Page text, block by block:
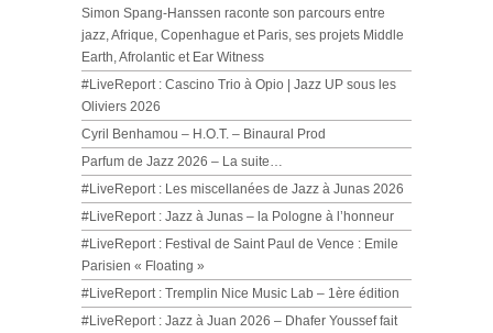
Simon Spang-Hanssen raconte son parcours entre
jazz, Afrique, Copenhague et Paris, ses projets Middle
Earth, Afrolantic et Ear Witness
#LiveReport : Cascino Trio à Opio | Jazz UP sous les
Oliviers 2026
Cyril Benhamou – H.O.T. – Binaural Prod
Parfum de Jazz 2026 – La suite…
#LiveReport : Les miscellanées de Jazz à Junas 2026
#LiveReport : Jazz à Junas – la Pologne à l’honneur
#LiveReport : Festival de Saint Paul de Vence : Emile
Parisien « Floating »
#LiveReport : Tremplin Nice Music Lab – 1ère édition
#LiveReport : Jazz à Juan 2026 – Dhafer Youssef fait